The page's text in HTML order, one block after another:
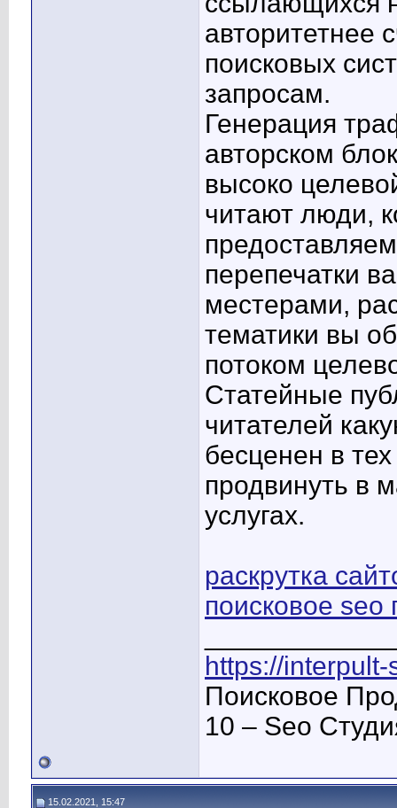
авторитетнее
поисковых
запросам.
Генерация
авторском
высоко
читают люди,
перепечатки
местерами,
тематики вы
потоком
Статейные
читателей
бесценен в
продвинуть в
услугах.
раскрутка
поисковое seo
https://
Поисковое
10 – Seo
15.02.2021, 15:47